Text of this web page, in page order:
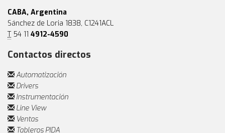
CABA, Argentina
Sánchez de Loria 1838, C1241ACL
T54 11 4912-4590
Contactos directos
Automatización
Drivers
Instrumentación
Line View
Ventas
Tableros PIDA